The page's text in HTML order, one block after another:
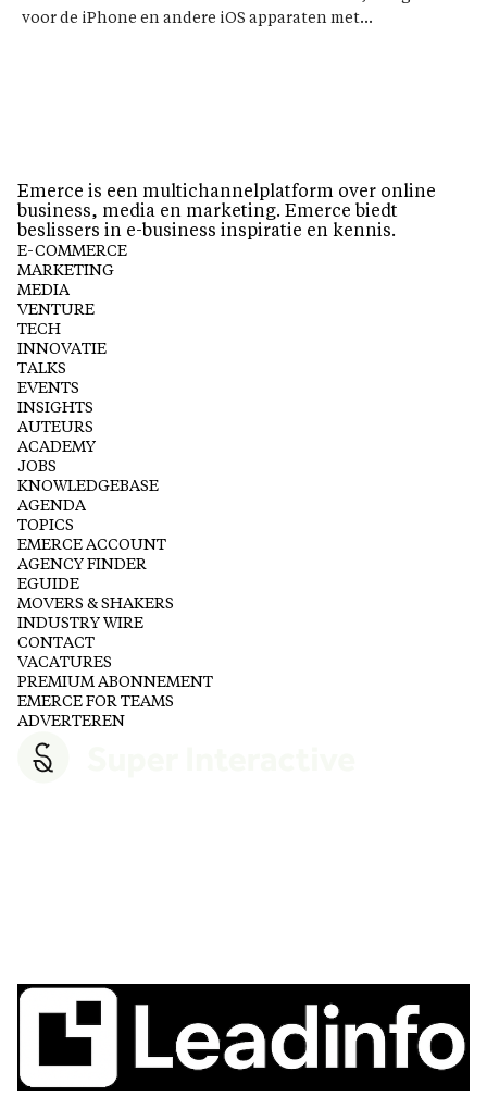
voor de iPhone en andere iOS apparaten met...
Emerce is een multichannelplatform over online
business, media en marketing. Emerce biedt
beslissers in e-business inspiratie en kennis.
E-COMMERCE
MARKETING
MEDIA
VENTURE
TECH
INNOVATIE
TALKS
EVENTS
INSIGHTS
AUTEURS
ACADEMY
JOBS
KNOWLEDGEBASE
AGENDA
TOPICS
EMERCE ACCOUNT
AGENCY FINDER
EGUIDE
MOVERS & SHAKERS
INDUSTRY WIRE
CONTACT
VACATURES
PREMIUM ABONNEMENT
EMERCE FOR TEAMS
ADVERTEREN